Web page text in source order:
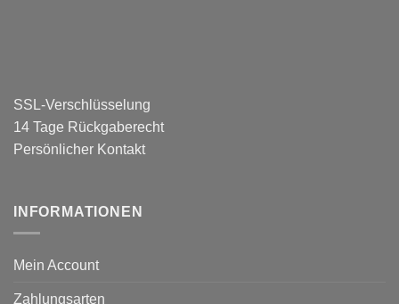
SSL-Verschlüsselung
14 Tage Rückgaberecht
Persönlicher Kontakt
INFORMATIONEN
Mein Account
Zahlungsarten